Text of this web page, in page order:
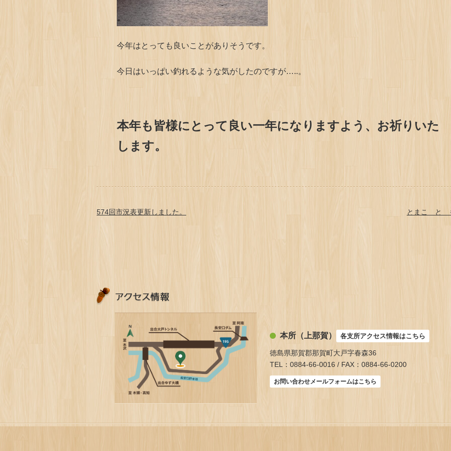
今年はとっても良いことがありそうです。
今日はいっぱい釣れるような気がしたのですが…..。
本年も皆様にとって良い一年になりますよう、お祈りいた
します。
574回市況表更新しました。 とまこ と
本所（上那賀） 各支所アクセス情報はこちら
徳島県那賀郡那賀町大戸字春森36
TEL：0884-66-0016 / FAX：0884-66-0200
お問い合わせメールフォームはこちら